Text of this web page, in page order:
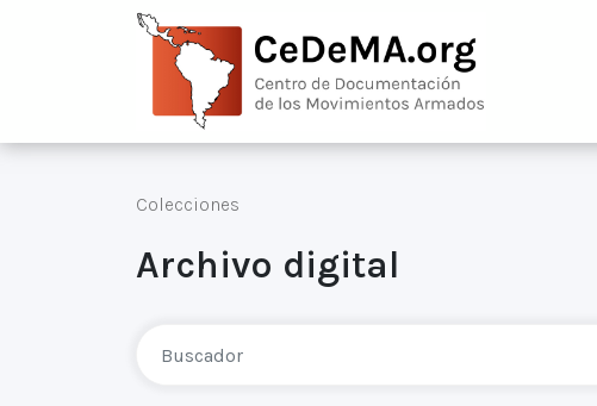
Colecciones
Archivo digital